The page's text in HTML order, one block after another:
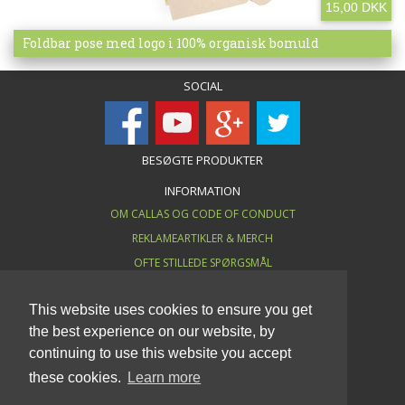
This website uses cookies to ensure you get
the best experience on our website, by
continuing to use this website you accept
these cookies.
Learn more
15,00 DKK
Foldbar pose med logo i 100% organisk bomuld
Mere info
SOCIAL
BESØGTE PRODUKTER
INFORMATION
OM CALLAS OG CODE OF CONDUCT
REKLAMEARTIKLER & MERCH
OFTE STILLEDE SPØRGSMÅL
KONTAKT
BLOG
COOKIE POLICY
PERSONDATA (GDPR)